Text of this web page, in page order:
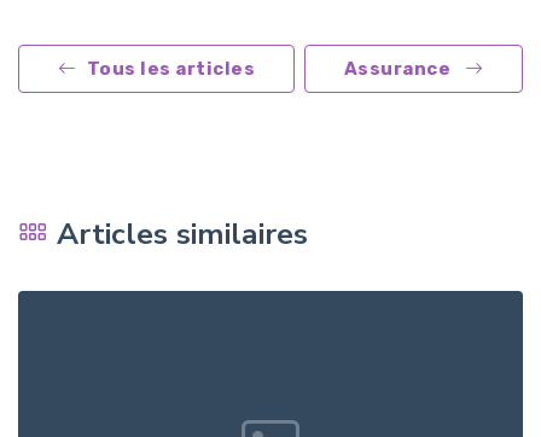
Tous les articles Assurance
Articles similaires